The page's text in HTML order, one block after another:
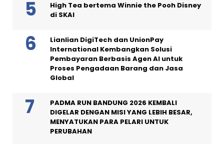
High Tea bertema Winnie the Pooh Disney
di SKAI
Lianlian DigiTech dan UnionPay
International Kembangkan Solusi
Pembayaran Berbasis Agen AI untuk
Proses Pengadaan Barang dan Jasa
Global
PADMA RUN BANDUNG 2026 KEMBALI
DIGELAR DENGAN MISI YANG LEBIH BESAR,
MENYATUKAN PARA PELARI UNTUK
PERUBAHAN